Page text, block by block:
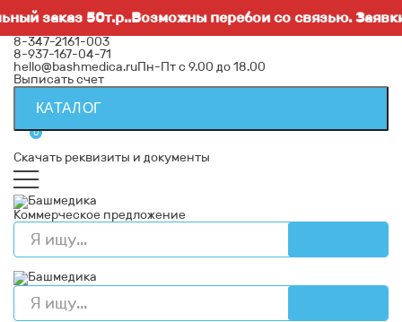
50т.р..Возможны перебои со связью. Заявки
8-347-2161-003
8-937-167-04-71
hello@bashmedica.ruПн-Пт с 9.00 до 18.00
Выписать счет
КАТАЛОГ
0
Скачать реквизиты и документы
Коммерческое предложение